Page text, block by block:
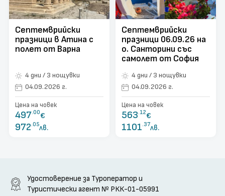
поверителност
Контакти
Запитване
Септемврийски
празници в Атина с
полет от Варна
4 дни / 3 нощувки
04.09.2026 г.
Цена на човек
497.00€
972 .05лв.
Септемврийски
празници 06.09.26 на
о. Санторини със
самолет от София
4 дни / 3 нощувки
04.09.2026 г.
Цена на човек
563 .12€
1101 .37лв.
Удостоверение за Туроператор и
Туристически агент № РКК-01-05991